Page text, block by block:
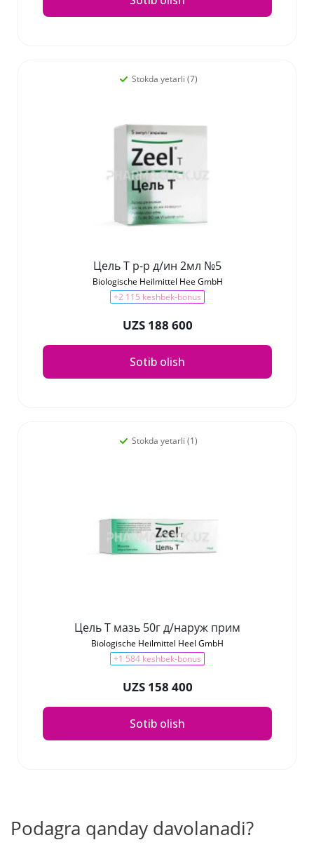
Stokda yetarli (7)
Цель Т р-р д/ин 2мл №5
Biologische Heilmittel Hee GmbH
+2 115 keshbek-bonus
UZS 188 600
Sotib olish
Stokda yetarli (1)
Цель Т мазь 50г д/наруж прим
Biologische Heilmittel Heel GmbH
+1 584 keshbek-bonus
UZS 158 400
Sotib olish
Podagra qanday davolanadi?